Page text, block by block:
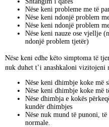
Nëse keni probleme me të
Nëse keni ndonjë problem
Nëse keni ndonjë problem
Nëse keni nauze ose vjellje
ndonjë problem tjetër)
Nëse keni edhe këto simptoma të
nuk duhet t’i anashkaloni vizitojeni
Nëse keni dhimbje koke më
Nëse keni dhimbje koke më
Nëse dhimbja e kokës
kundër dhimbjes
Nëse nuk mund të punoni,
normale.